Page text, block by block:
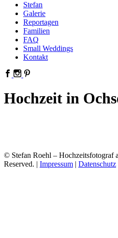
Stefan
Galerie
Reportagen
Familien
FAQ
Small Weddings
Kontakt
Hochzeit in
© Stefan Roehl – Hochzeitsfotograf
Reserved. | Impressum | Datenschutz